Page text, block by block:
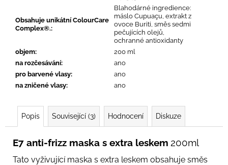
Obsahuje unikátní ColourCare
Complex®.:
Blahodárné ingredience:
máslo Cupuaçu, extrakt z
ovoce Buriti, směs sedmi
pečujících olejů,
ochranné antioxidanty
objem:
200 ml
na rozčesávání:
ano
pro barvené vlasy:
ano
na zničené vlasy: ano
Popis Související (3) Hodnocení Diskuze
E7 anti-frizz maska s extra leskem 200ml
Tato vyživující maska s extra leskem obsahuje směs